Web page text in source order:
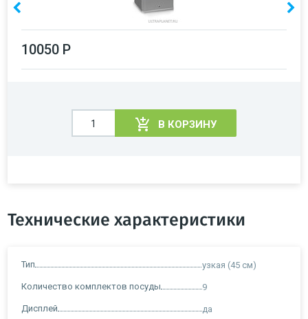
10050 Р
В КОРЗИНУ
Технические характеристики
Тип узкая (45 см)
Количество комплектов посуды 9
Дисплей да